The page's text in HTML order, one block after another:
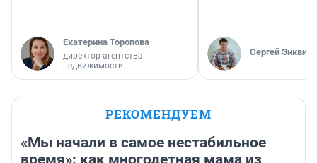
Екатерина Торопова
директор агентства
недвижимости
Сергей Энквист
РЕКОМЕНДУЕМ
«Мы начали в самое нестабильное
время»: как многодетная мама из